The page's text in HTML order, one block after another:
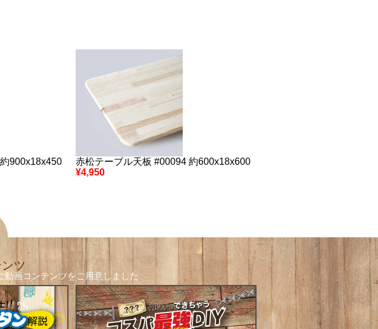
900x18x450
赤松テーブル天板 #00094 約600x18x600
¥4,950
ツ
動画コンテンツをご用意しました